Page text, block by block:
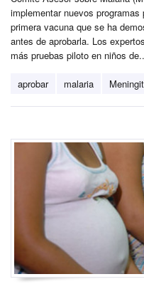
implementar nuevos
primera vacuna que se ha
antes de aprobarla. Los
más pruebas piloto en niños
aprobar malaria